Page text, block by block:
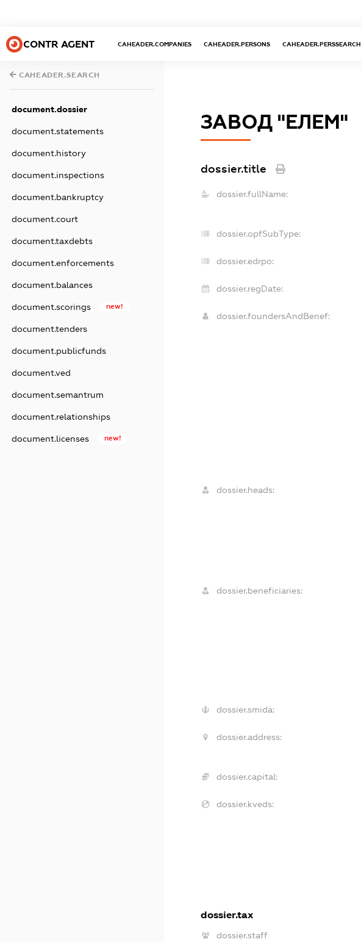
CONTR AGENT CAHEADER.COMPANIES CAHEADER.PERSONS CAHEADER.PERSSEARCH
CAHEADER.SEARCH
document.dossier
document.statements
document.history
document.inspections
document.bankruptcy
document.court
document.taxdebts
document.enforcements
document.balances
document.scorings new!
document.tenders
document.publicfunds
document.ved
document.semantrum
document.relationships
document.licenses new!
ЗАВОД "ЕЛЕМ"
dossier.title
dossier.fullName:
dossier.opfSubType:
dossier.edrpo:
dossier.regDate:
dossier.foundersAndBenef:
dossier.heads:
dossier.beneficiaries:
dossier.smida:
dossier.address:
dossier.capital:
dossier.kveds:
dossier.tax
dossier.staff